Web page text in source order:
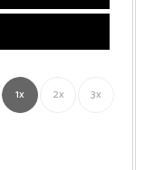
1x 2x 3x